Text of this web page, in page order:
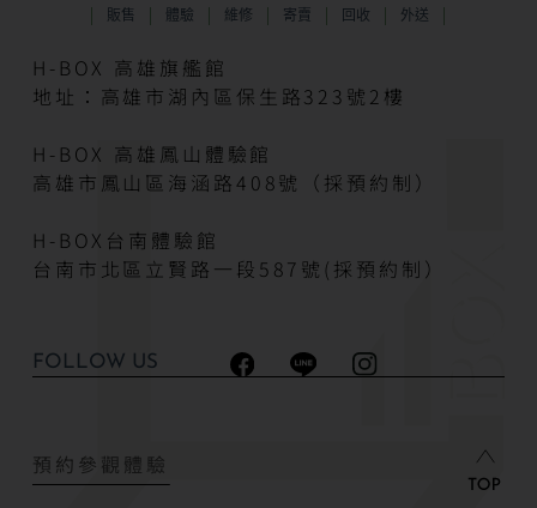
販售 體驗 維修 寄賣 回收 外送
H-BOX 高雄旗艦館
地址：高雄市湖內區保生路323號2樓
H-BOX 高雄鳳山體驗館
高雄市鳳山區海涵路408號（採預約制）
H-BOX台南體驗館
台南市北區立賢路一段587號(採預約制）
FOLLOW US
預約參觀體驗